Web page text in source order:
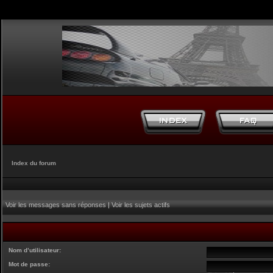
Index du forum
Voir les messages sans réponses|Voir les sujets actifs
Nom d’utilisateur:
Mot de passe: